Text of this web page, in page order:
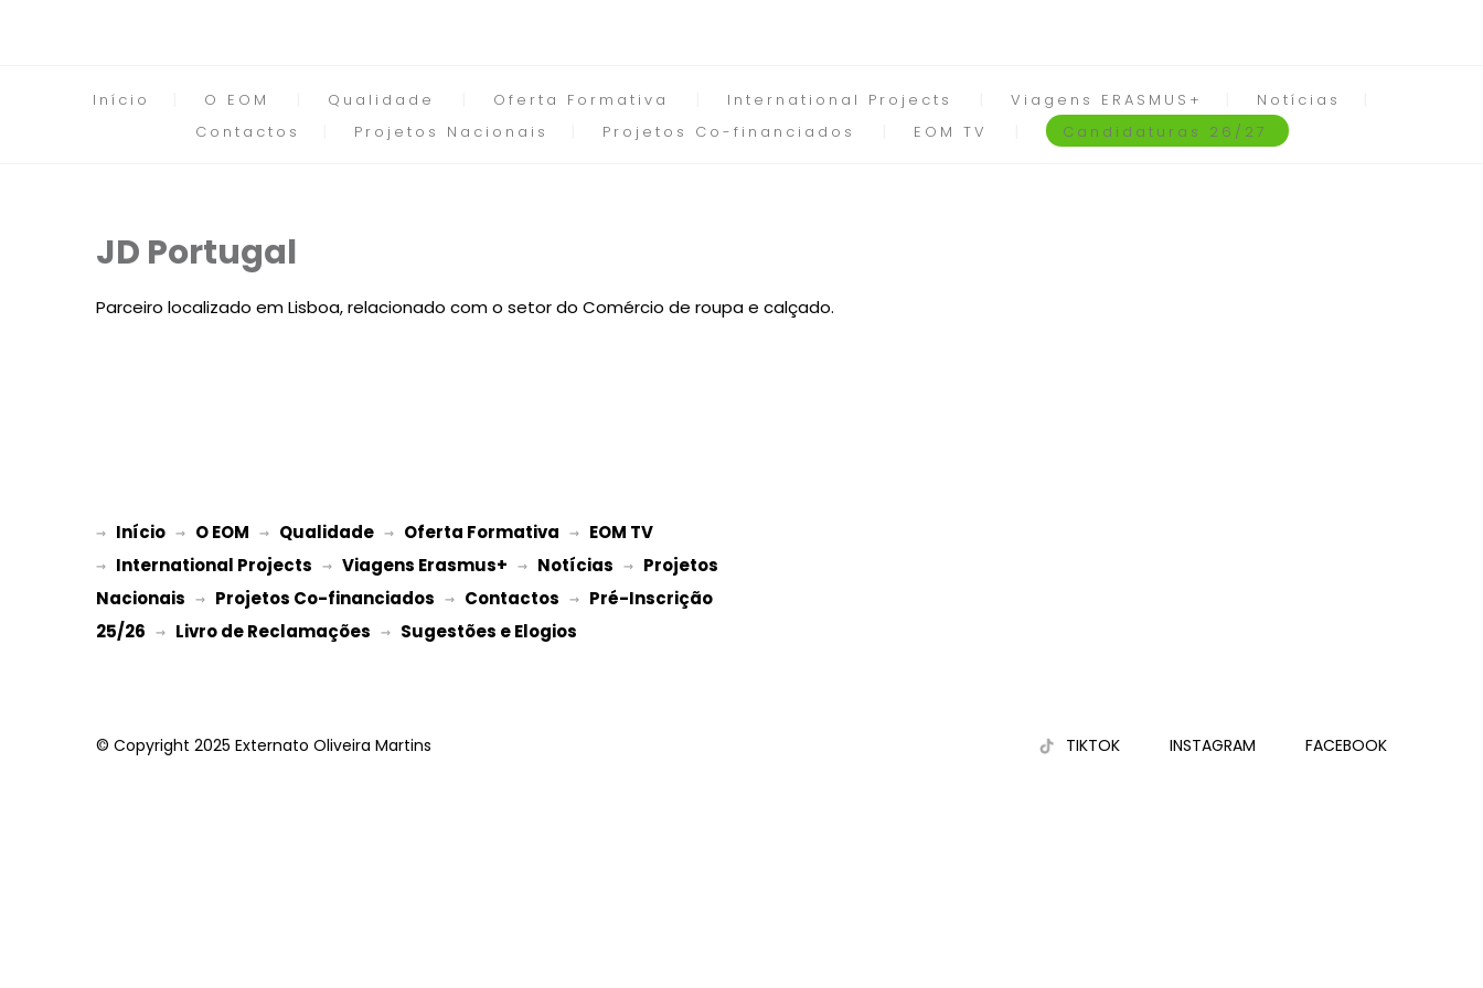
Início O EOM Qualidade Oferta Formativa International Projects Viagens ERASMUS+
Notícias
Contactos
Projetos Nacionais Projetos Co-financiados EOM TV Candidaturas 26/27
JD Portugal
Parceiro localizado em Lisboa, relacionado com o setor do Comércio de roupa e calçado.
→ Início → O EOM → Qualidade → Oferta Formativa → EOM TV
→ International Projects → Viagens Erasmus+ → Notícias → Projetos
Nacionais → Projetos Co-financiados → Contactos → Pré-Inscrição
25/26 → Livro de Reclamações → Sugestões e Elogios
© Copyright 2025 Externato Oliveira Martins FACEBOOK
INSTAGRAM
TIKTOK